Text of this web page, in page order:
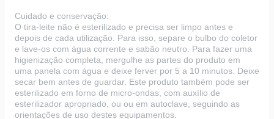
Cuidado e conservação:
O tira-leite não é esterilizado e precisa ser limpo antes e
depois de cada utilização. Para isso, separe o bulbo do coletor
e lave-os com água corrente e sabão neutro. Para fazer uma
higienização completa, mergulhe as partes do produto em
uma panela com água e deixe ferver por 5 a 10 minutos. Deixe
secar bem antes de guardar. Este produto também pode ser
esterilizado em forno de micro-ondas, com auxílio de
esterilizador apropriado, ou ou em autoclave, seguindo as
orientações de uso destes equipamentos.